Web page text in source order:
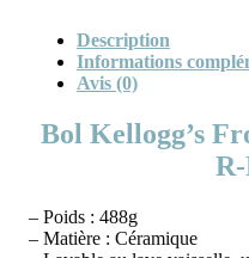
Description
Informations
Avis (0)
Bol Kellogg’s
– Poids : 488g
– Matière : Céramique